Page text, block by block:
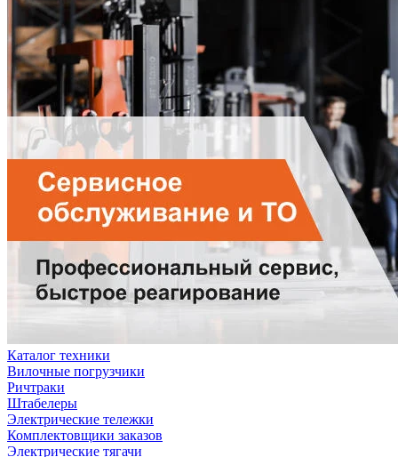
Каталог техники
Вилочные погрузчики
Ричтраки
Штабелеры
Электрические тележки
Комплектовщики заказов
Электрические тягачи